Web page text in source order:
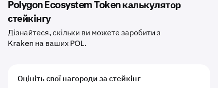
Polygon Ecosystem Token калькулятор
стейкінгу
Дізнайтеся, скільки ви можете заробити з
Kraken на ваших POL.
Оцініть свої нагороди за стейкінг